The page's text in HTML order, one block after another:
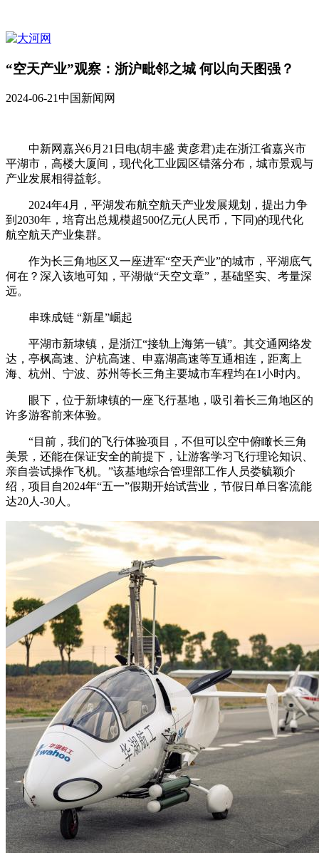
“空天产业”观察：浙沪毗邻之城 何以向天图强？
2024-06-21中国新闻网
中新网嘉兴6月21日电(胡丰盛 黄彦君)走在浙江省嘉兴市
平湖市，高楼大厦间，现代化工业园区错落分布，城市景观与
产业发展相得益彰。
2024年4月，平湖发布航空航天产业发展规划，提出力争
到2030年，培育出总规模超500亿元(人民币，下同)的现代化
航空航天产业集群。
作为长三角地区又一座进军“空天产业”的城市，平湖底气
何在？深入该地可知，平湖做“天空文章”，基础坚实、考量深
远。
串珠成链 “新星”崛起
平湖市新埭镇，是浙江“接轨上海第一镇”。其交通网络发
达，亭枫高速、沪杭高速、申嘉湖高速等互通相连，距离上
海、杭州、宁波、苏州等长三角主要城市车程均在1小时内。
眼下，位于新埭镇的一座飞行基地，吸引着长三角地区的
许多游客前来体验。
“目前，我们的飞行体验项目，不但可以空中俯瞰长三角
美景，还能在保证安全的前提下，让游客学习飞行理论知识、
亲自尝试操作飞机。”该基地综合管理部工作人员娄毓颖介
绍，项目自2024年“五一”假期开始试营业，节假日单日客流能
达20人-30人。